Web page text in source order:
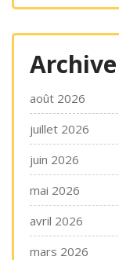
Archive
août 2026
juillet 2026
juin 2026
mai 2026
avril 2026
mars 2026